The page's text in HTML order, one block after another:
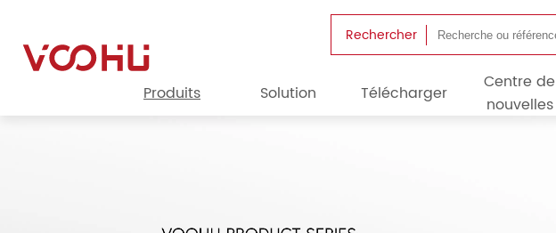
Rechercher
Produits Solution Télécharger
Centre de
nouvelles